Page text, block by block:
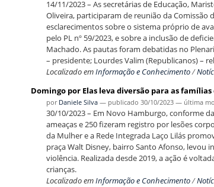
14/11/2023 – As secretárias de Educação,
Oliveira, participaram de reunião da Comissão
esclarecimentos sobre o sistema próprio de
pelo PL nº 59/2023, e sobre a inclusão de
Machado. As pautas foram debatidas no
– presidente; Lourdes Valim (Republicanos) –
Localizado emInformação e Conhecimento/
Domingo por Elas leva diversão para as
por Daniele Silva — publicado 30/10/2023 — última
30/10/2023 – Em Novo Hamburgo, conforme
ameaças e 250 fizeram registro por lesões
da Mulher e a Rede Integrada Laço Lilás
praça Walt Disney, bairro Santo Afonso, levou
violência. Realizada desde 2019, a ação é
crianças.
Localizado emInformação e Conhecimento/